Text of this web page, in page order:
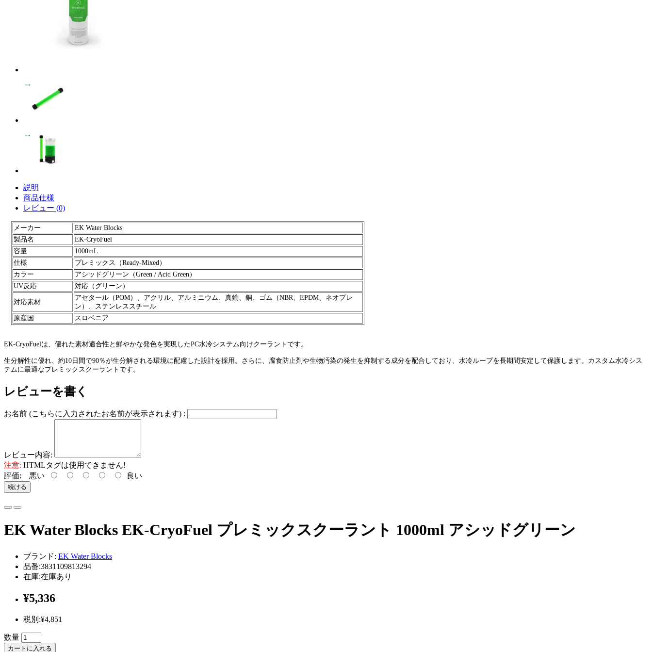
説明
商品仕様
レビュー (0)
メーカー
EK Water Blocks
製品名
EK-CryoFuel
容量
1000mL
仕様
プレミックス（Ready-Mixed）
カラー
アシッドグリーン（Green / Acid Green）
UV反応
対応（グリーン）
対応素材
アセタール（POM）、アクリル、アルミニウム、真鍮、銅、ゴム（NBR、EPDM、ネオプレ
ン）、ステンレススチール
原産国
スロベニア
EK-CryoFuelは、優れた素材適合性と鮮やかな発色を実現したPC水冷システム向けクーラントです。
生分解性に優れ、約10日間で90％が生分解される環境に配慮した設計を採用。さらに、腐食防止剤や生物汚染の発生を抑制する成分を配合しており、水冷ループを長期間安定して保護します。カスタム水冷シス
テムに最適なプレミックスクーラントです。
レビューを書く
お名前 (こちらに入力されたお名前が表示されます) :
レビュー内容:
注意: HTMLタグは使用できません!
評価: 悪い 良い
続ける
EK Water Blocks EK-CryoFuel プレミックスクーラント 1000ml アシッドグリーン
ブランド: EK Water Blocks
品番:3831109813294
在庫:在庫あり
¥5,336
税別:¥4,851
数量
カートに入れる